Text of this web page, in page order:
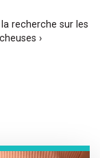
recherche sur les
›